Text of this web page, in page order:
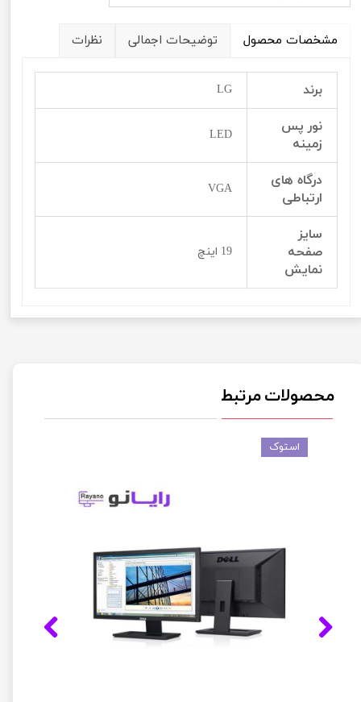
مشخصات محصول توضیحات اجمالی نظرات
برند LG
نور پس
زمینه
LED
درگاه های
ارتباطی
VGA
سایز
صفحه
نمایش
19 اینچ
محصولات مرتبط
استوک